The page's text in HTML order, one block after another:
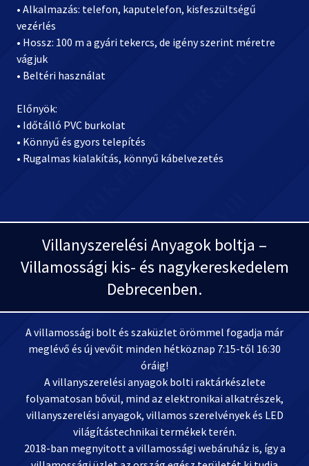
• Alkalmazás: telefon, kaputelefon, kisfeszültségű
vezérlés
• Hossz: 100 m a gyári tekercs, de igény szerint méretre
vágjuk
• Beltéri használat
Előnyök:
• Időtálló PVC burkolat
• Könnyű és gyors telepítés
• Rugalmas kialakítás, könnyű kábelvezetés
Villanyszerelési Anyagok boltja –
Villamossági kis- és nagykereskedelem
Debrecenben.
A villamossági bolt és szaküzlet örömmel fogadja már
meglévő és új vevőit minden hétköznap 7:15-től 16:30
óráig!
A villanyszerelési anyagok bolti raktárkészlete
folyamatosan bővül, mind az elektronikai alkatrészek,
villanyszerelési anyagok, villamos szerelvények és LED
világítástechnikai termékek terén.
2018-ban megnyitott a villamossági webáruház is, így a